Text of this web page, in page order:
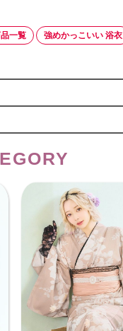
一覧 強めかっこいい 浴衣